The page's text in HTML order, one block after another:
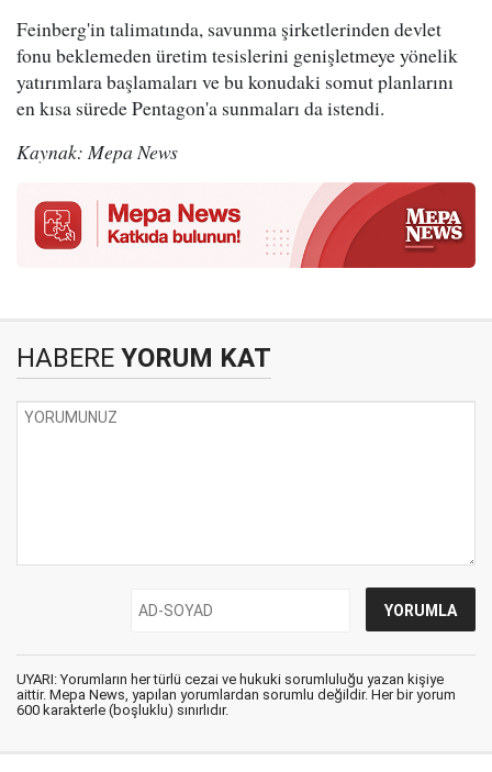
Feinberg'in talimatında, savunma şirketlerinden devlet
fonu beklemeden üretim tesislerini genişletmeye yönelik
yatırımlara başlamaları ve bu konudaki somut planlarını
en kısa sürede Pentagon'a sunmaları da istendi.
Kaynak: Mepa News
HABERE YORUM KAT
UYARI: Yorumların her türlü cezai ve hukuki sorumluluğu yazan kişiye
aittir. Mepa News, yapılan yorumlardan sorumlu değildir. Her bir yorum
600 karakterle (boşluklu) sınırlıdır.